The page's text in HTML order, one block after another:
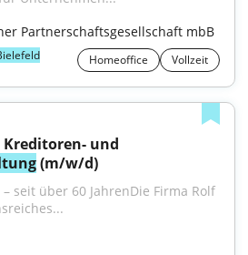
Partnerschaftsgesellschaft mbB
Homeoffice Vollzeit
und
(m/w/d)
seit über 60 JahrenDie Firma Rolf